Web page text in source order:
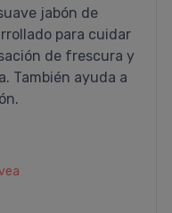
jabón de
para cuidar
de frescura y
También ayuda a